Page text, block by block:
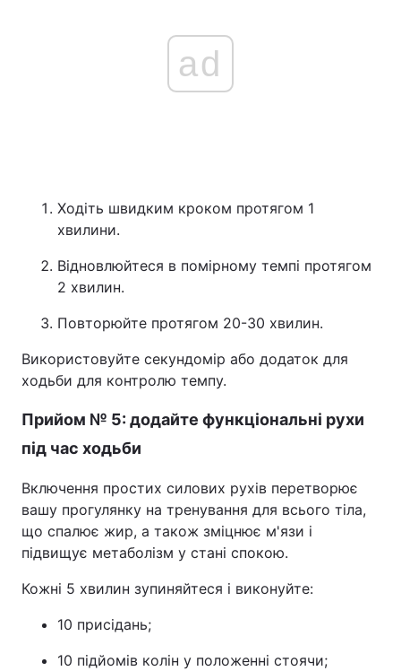
ad
Ходіть швидким кроком протягом 1
хвилини.
Відновлюйтеся в помірному темпі протягом
2 хвилин.
Повторюйте протягом 20-30 хвилин.
Використовуйте секундомір або додаток для
ходьби для контролю темпу.
Прийом № 5: додайте функціональні рухи
під час ходьби
Включення простих силових рухів перетворює
вашу прогулянку на тренування для всього тіла,
що спалює жир, а також зміцнює м'язи і
підвищує метаболізм у стані спокою.
Кожні 5 хвилин зупиняйтеся і виконуйте:
10 присідань;
10 підйомів колін у положенні стоячи;